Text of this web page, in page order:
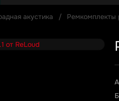
акустика Ремкомплекты